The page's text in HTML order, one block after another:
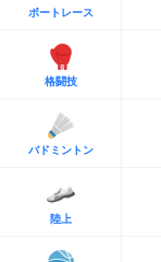
ボートレース
格闘技
バドミントン
陸上